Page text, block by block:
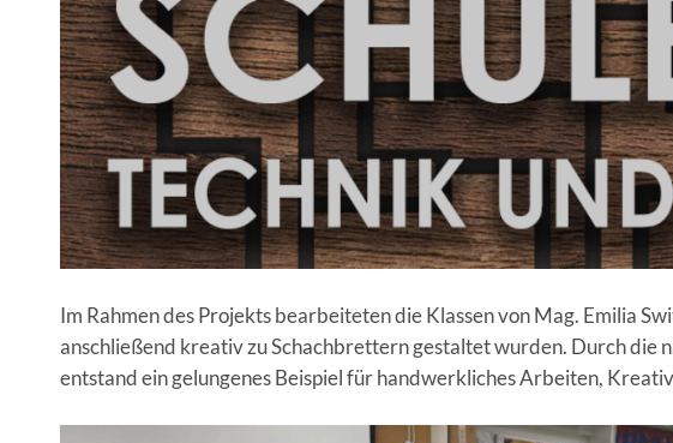
Im Rahmen des Projekts bearbeiteten die Klassen von Mag. Emilia
anschließend kreativ zu Schachbrettern gestaltet wurden. Durch
entstand ein gelungenes Beispiel für handwerkliches Arbeiten,